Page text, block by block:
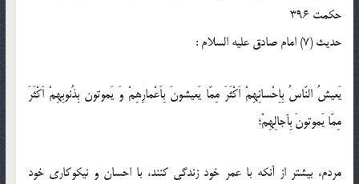
حكمت 396
حدیث (7) امام صادق عليه السلام :
يَعيشُ النّاسُ بِاِحْسانِهِمْ اَكْثَرَ مِمّا يَعيشونَ بِاَعْمارِهِمْ وَ يَموتون بِذُنوبِهِمْ اَكْثَرَ
مِمّا يَموتونَ بِآجالِهِمْ؛
مردم، بيشتر از آن‏كه با عمر خود زندگى كنند، با احسان و نيكوكارى خود